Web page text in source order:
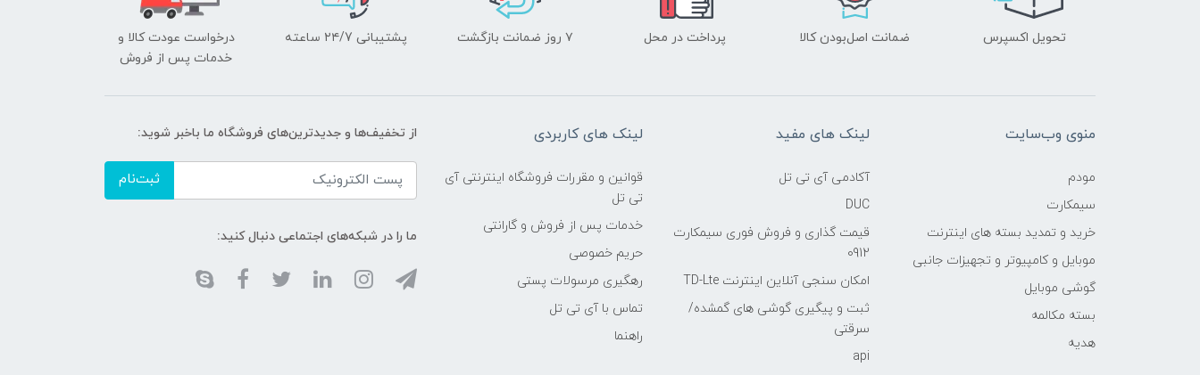
تحویل اکسپرس ضمانت اصل‌بودن کالا پرداخت در محل ۷ روز ضمانت بازگشت پشتیبانی ۲۴/7 ساعته
درخواست عودت کالا و
خدمات پس از فروش
منوی وب‌سایت
مودم
سیمکارت
خرید و تمدید بسته های اینترنت
موبایل و کامپیوتر و تجهیزات جانبی
گوشی موبایل
بسته مکالمه
هدیه
لینک های مفید
آکادمی آی تی تل
DUC
قیمت گذاری و فروش فوری سیمکارت
0912
امکان سنجی آنلاین اینترنت TD-Lte
ثبت و پیگیری گوشی های گمشده/
سرقتی
api
لینک های کاربردی
قوانین و مقررات فروشگاه اینترنتی آی
تی تل
خدمات پس از فروش و گارانتی
حریم خصوصی
رهگیری مرسولات پستی
تماس با آی تی تل
راهنما
از تخفیف‌ها و جدیدترین‌های فروشگاه ما باخبر شوید:
ثبت‌نام
ما را در شبکه‌های اجتماعی دنبال کنید: